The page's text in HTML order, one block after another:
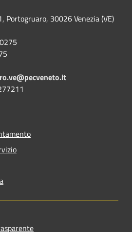
Portogruaro, 30026 Venezia (VE)